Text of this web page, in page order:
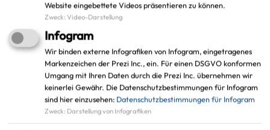
Projekt: Digitale Sofortausstattung im ZBW
45657 Recklinghausen
Schlagworte
smarte Projekte StadtRE
Website eingebettete Videos präsentieren zu können.
Zweck: Video-Darstellung
Infogram
Wir binden externe Infografiken von Infogram, eingetragenes
Markenzeichen der Prezi Inc., ein. Für einen DSGVO konformen
Umgang mit Ihren Daten durch die Prezi Inc. übernehmen wir
keinerlei Gewähr. Die Datenschutzbestimmungen für Infogram
sind hier einzusehen: Datenschutzbestimmungen für Infogram
Zweck: Darstellung von Infografiken